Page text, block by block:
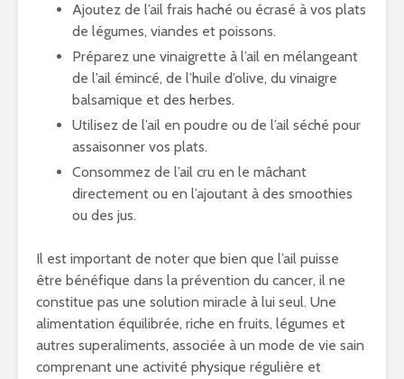
Ajoutez de l’ail frais haché ou écrasé à vos plats
de légumes, viandes et poissons.
Préparez une vinaigrette à l’ail en mélangeant
de l’ail émincé, de l’huile d’olive, du vinaigre
balsamique et des herbes.
Utilisez de l’ail en poudre ou de l’ail séché pour
assaisonner vos plats.
Consommez de l’ail cru en le mâchant
directement ou en l’ajoutant à des smoothies
ou des jus.
Il est important de noter que bien que l’ail puisse
être bénéfique dans la prévention du cancer, il ne
constitue pas une solution miracle à lui seul. Une
alimentation équilibrée, riche en fruits, légumes et
autres superaliments, associée à un mode de vie sain
comprenant une activité physique régulière et